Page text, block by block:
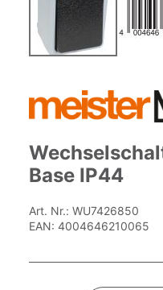
der
Bildgalerie
Base IP44
Art. Nr.: WU7426850
EAN: 4004646210065